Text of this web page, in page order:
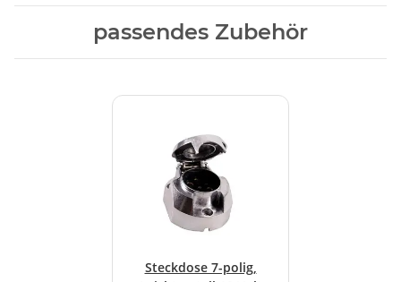
passendes Zubehör
Steckdose 7-polig,